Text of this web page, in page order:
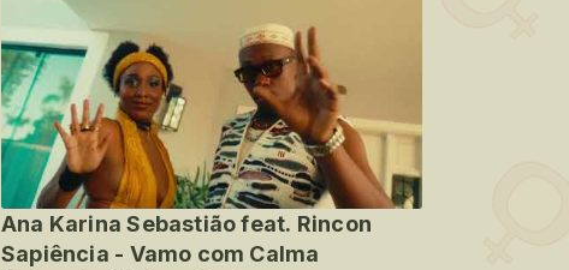
Ana Karina Sebastião feat. Rincon
Sapiência - Vamo com Calma